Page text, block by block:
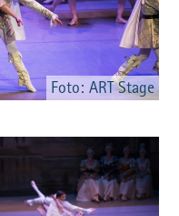
Foto: ART Stage